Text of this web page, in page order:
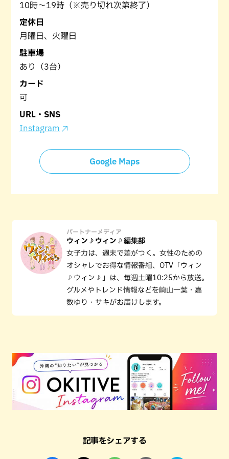
10時～19時（※売り切れ次第終了）
定休日
月曜日、火曜日
駐車場
あり（3台）
カード
可
URL・SNS
Instagram
Google Maps
パートナーメディア
ウィン♪ウィン♪編集部
女子力は、週末で差がつく。女性のための
オシャレでお得な情報番組、OTV「ウィン
♪ウィン♪」は、毎週土曜10:25から放送。
グルメやトレンド情報などを崎山一葉・嘉
数ゆり・サキがお届けします。
記事をシェアする